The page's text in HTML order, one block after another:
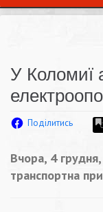
У Коломиї
Поділитись
Вчора, 4
транспортна